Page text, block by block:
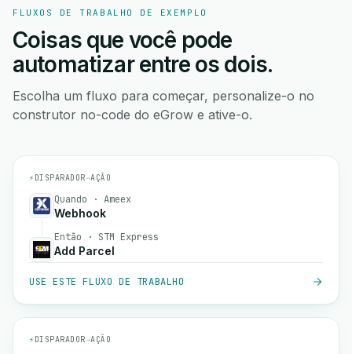
FLUXOS DE TRABALHO DE EXEMPLO
Coisas que você pode
automatizar entre os dois.
Escolha um fluxo para começar, personalize-o no
construtor no-code do eGrow e ative-o.
⚡ DISPARADOR→AÇÃO
Quando · Ameex
Webhook
Então · STM Express
Add Parcel
USE ESTE FLUXO DE TRABALHO
⚡ DISPARADOR→AÇÃO